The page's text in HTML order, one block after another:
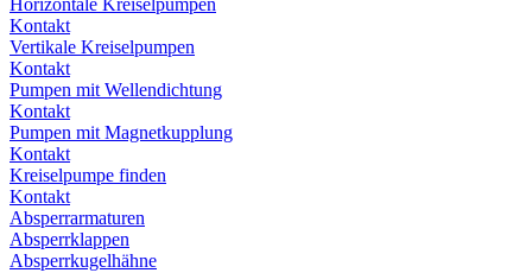
Horizontale Kreiselpumpen
Kontakt
Vertikale Kreiselpumpen
Kontakt
Pumpen mit Wellendichtung
Kontakt
Pumpen mit Magnetkupplung
Kontakt
Kreiselpumpe finden
Kontakt
Absperrarmaturen
Absperrklappen
Absperrkugelhähne